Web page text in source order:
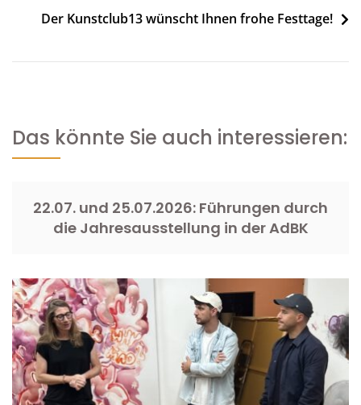
Der Kunstclub13 wünscht Ihnen frohe Festtage!
Das könnte Sie auch interessieren:
22.07. und 25.07.2026: Führungen durch
die Jahresausstellung in der AdBK